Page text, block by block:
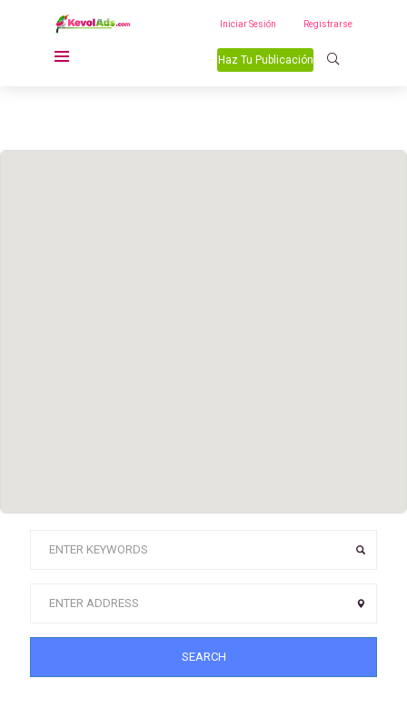
Iniciar Sesión Registrarse
Haz Tu Publicación
SEARCH